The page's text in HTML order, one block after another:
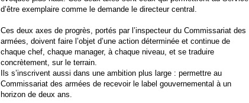
d’être exemplaire comme le demande le directeur central.
Ces deux axes de progrès, portés par l’inspecteur du Commissariat des
armées, doivent faire l’objet d’une action déterminée et continue de
chaque chef, chaque manager, à chaque niveau, et se traduire
concrètement, sur le terrain.
Ils s’inscrivent aussi dans une ambition plus large : permettre au
Commissariat des armées de recevoir le label gouvernemental à un
horizon de deux ans.